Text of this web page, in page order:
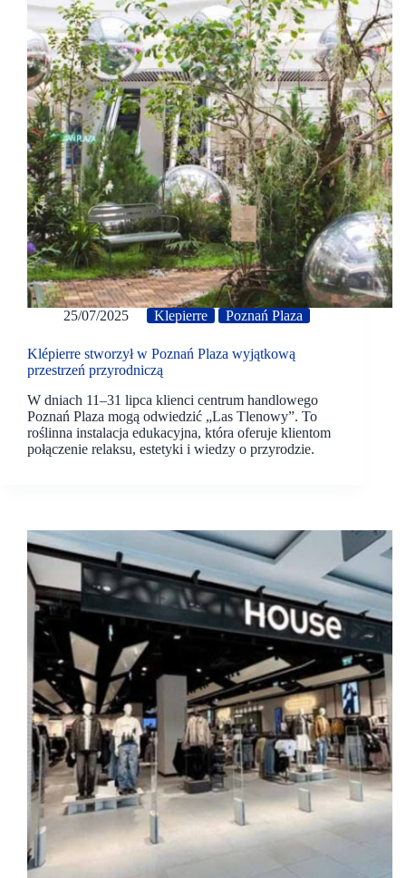
25/07/2025 Klepierre Poznań Plaza
Klépierre stworzył w Poznań Plaza wyjątkową
przestrzeń przyrodniczą
W dniach 11–31 lipca klienci centrum handlowego
Poznań Plaza mogą odwiedzić „Las Tlenowy”. To
roślinna instalacja edukacyjna, która oferuje klientom
połączenie relaksu, estetyki i wiedzy o przyrodzie.